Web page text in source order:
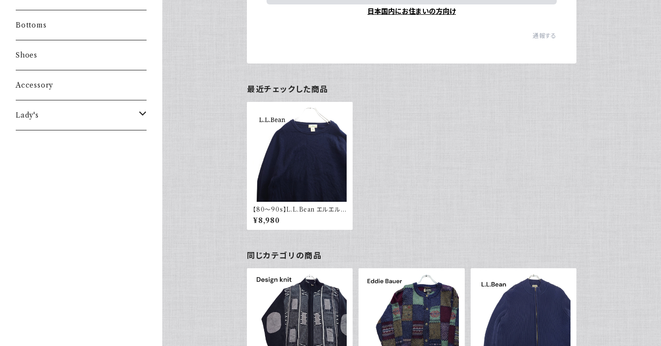
日本国内にお住まいの方向け
通報する
最近チェックした商品
【80～90s】L.L.Bean エルエルビ
ーン ウールニット スコットランド製
¥8,980
同じカテゴリの商品
Bottoms
Shoes
Accessory
Lady's